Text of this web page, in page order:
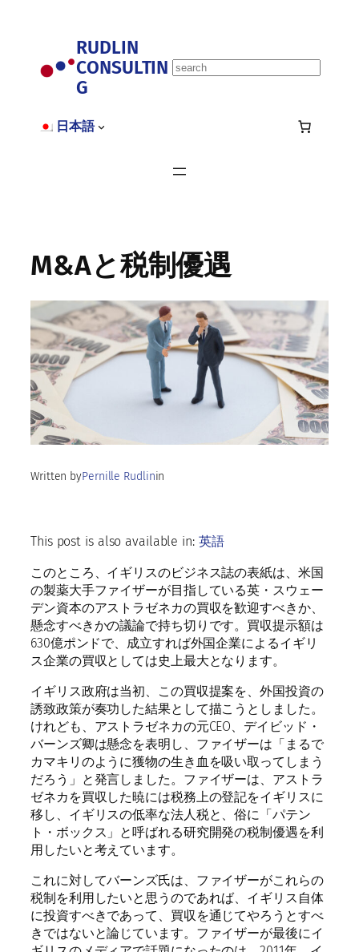
RUDLIN
CONSULTIN
G
S
日本語
M&Aと税制優遇
Written byPernille Rudlinin
This post is also available in: 英語
このところ、イギリスのビジネス誌の表紙は、米国
の製薬大手ファイザーが目指している英・スウェー
デン資本のアストラゼネカの買収を歓迎すべきか、
懸念すべきかの議論で持ち切りです。買収提示額は
630億ポンドで、成立すれば外国企業によるイギリ
ス企業の買収としては史上最大となります。
イギリス政府は当初、この買収提案を、外国投資の
誘致政策が奏功した結果として描こうとしました。
けれども、アストラゼネカの元CEO、デイビッド・
バーンズ卿は懸念を表明し、ファイザーは「まるで
カマキリのように獲物の生き血を吸い取ってしまう
だろう」と発言しました。ファイザーは、アストラ
ゼネカを買収した暁には税務上の登記をイギリスに
移し、イギリスの低率な法人税と、俗に「パテン
ト・ボックス」と呼ばれる研究開発の税制優遇を利
用したいと考えています。
これに対してバーンズ氏は、ファイザーがこれらの
税制を利用したいと思うのであれば、イギリス自体
に投資すべきであって、買収を通じてやろうとすべ
きではないと論じています。ファイザーが最後にイ